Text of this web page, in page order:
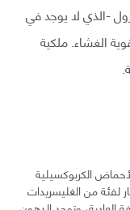
-الذي لا يوجد في
الغشاء. ملكية
الكربوكسيلية
لفئة من الغليسريدات